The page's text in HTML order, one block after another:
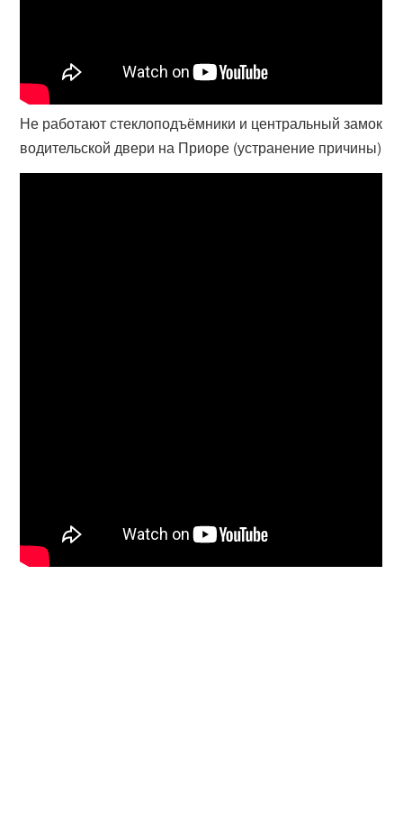
Не работают стеклоподъёмники и центральный замок
водительской двери на Приоре (устранение причины)